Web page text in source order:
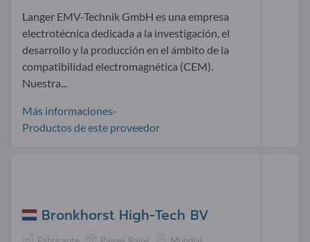
Langer EMV-Technik GmbH es una empresa
electrotécnica dedicada a la investigación, el
desarrollo y la producción en el ámbito de la
compatibilidad electromagnética (CEM).
Nuestra...
Más informaciones-
Productos de este proveedor
Bronkhorst High-Tech BV